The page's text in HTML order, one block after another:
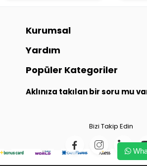
Kurumsal
Yardım
Popüler Kategoriler
Aklınıza takılan bir soru mu
Bizi Takip Edin